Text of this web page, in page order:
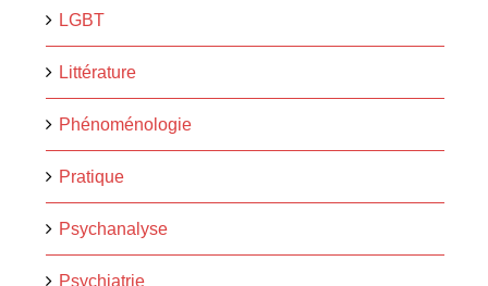
LGBT
Littérature
Phénoménologie
Pratique
Psychanalyse
Psychiatrie